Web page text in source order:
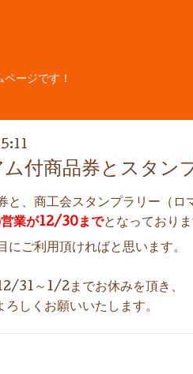
ージです！
付商品券とスタン
と、商工会スタンプラリー（ロ
営業が12/30までとなっておりま
にご利用頂ければと思います。
31～1/2までお休みを頂き、
しくお願いいたします。